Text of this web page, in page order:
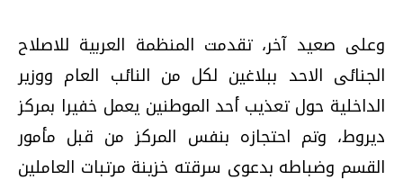
وعلى صعيد آخر، تقدمت المنظمة العربية للاصلاح
الجنائى الاحد ببلاغين لكل من النائب العام ووزير
الداخلية حول تعذيب أحد الموطنين يعمل خفيرا بمركز
ديروط، وتم احتجازه بنفس المركز من قبل مأمور
القسم وضباطه بدعوى سرقته خزينة مرتبات العاملين